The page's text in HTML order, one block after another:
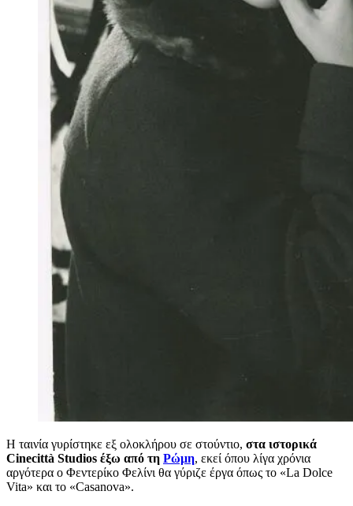
Η ταινία γυρίστηκε εξ ολοκλήρου σε στούντιο, στα ιστορικά
Cinecittà Studios έξω από τη Ρώμη, εκεί όπου λίγα χρόνια
αργότερα ο Φεντερίκο Φελίνι θα γύριζε έργα όπως το «La Dolce
Vita» και το «Casanova».